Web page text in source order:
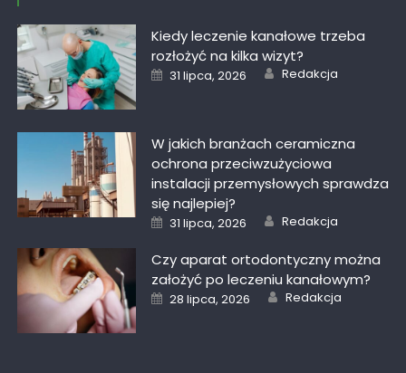
Kiedy leczenie kanałowe trzeba
rozłożyć na kilka wizyt?
Posted
on
31 lipca, 2026 Author
Redakcja
W jakich branżach ceramiczna
ochrona przeciwzużyciowa
instalacji przemysłowych sprawdza
się najlepiej?
Posted
on
31 lipca, 2026 Author
Redakcja
Czy aparat ortodontyczny można
założyć po leczeniu kanałowym?
Posted
on
28 lipca, 2026 Author
Redakcja